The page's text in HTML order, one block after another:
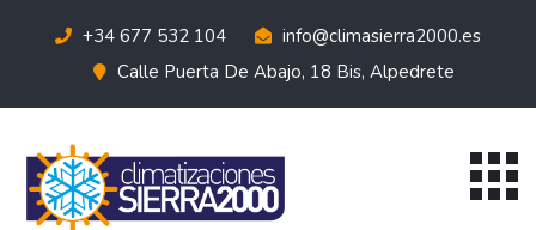
+34 677 532 104
info@climasierra2000.es
Calle Puerta De Abajo, 18 Bis, Alpedrete